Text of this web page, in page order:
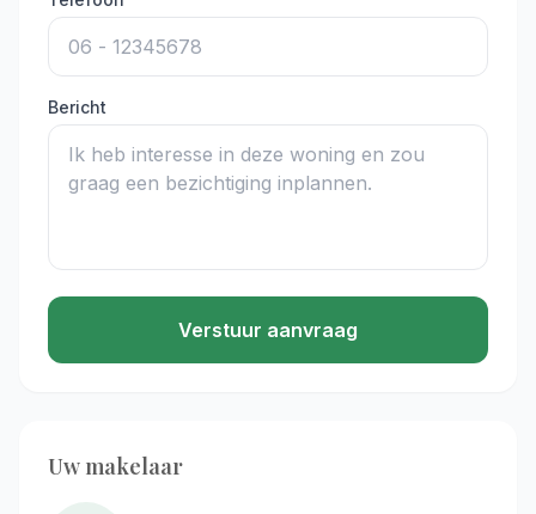
Bericht
Verstuur aanvraag
Uw makelaar